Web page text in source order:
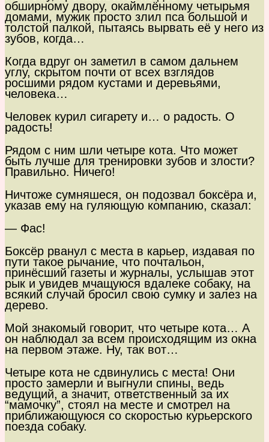
обширному двору, окаймлённому четырьмя
домами, мужик просто злил пса большой и
толстой палкой, пытаясь вырвать её у него из
зубов, когда…
Когда вдруг он заметил в самом дальнем
углу, скрытом почти от всех взглядов
росшими рядом кустами и деревьями,
человека…
Человек курил сигарету и… о радость. О
радость!
Рядом с ним шли четыре кота. Что может
быть лучше для тренировки зубов и злости?
Правильно. Ничего!
Ничтоже сумняшеся, он подозвал боксёра и,
указав ему на гуляющую компанию, сказал:
— Фас!
Боксёр рванул с места в карьер, издавая по
пути такое рычание, что почтальон,
принёсший газеты и журналы, услышав этот
рык и увидев мчащуюся вдалеке собаку, на
всякий случай бросил свою сумку и залез на
дерево.
Мой знакомый говорит, что четыре кота… А
он наблюдал за всем происходящим из окна
на первом этаже. Ну, так вот…
Четыре кота не сдвинулись с места! Они
просто замерли и выгнули спины, ведь
ведущий, а значит, ответственный за их
“мамочку”, стоял на месте и смотрел на
приближающуюся со скоростью курьерского
поезда собаку.